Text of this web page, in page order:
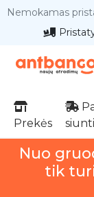
Nemokamas
Prekės
Nuo
tik